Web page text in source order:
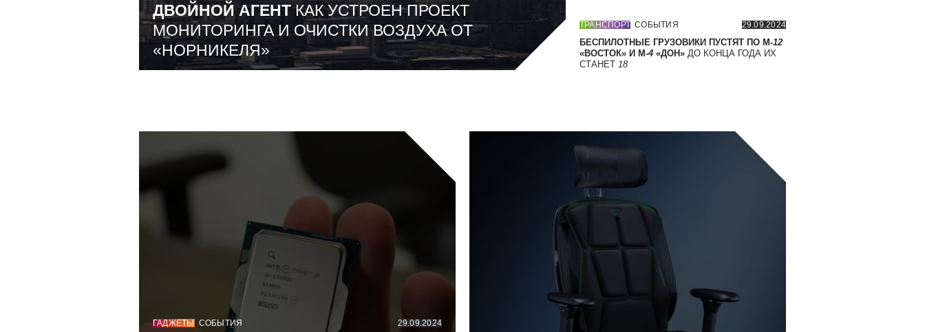
ДВОЙНОЙ АГЕНТКАК УСТРОЕН ПРОЕКТ
МОНИТОРИНГА И ОЧИСТКИ ВОЗДУХА ОТ
«НОРНИКЕЛЯ»
ТРАНСПОРТ СОБЫТИЯ 29.09.2024
БЕСПИЛОТНЫЕ ГРУЗОВИКИ ПУСТЯТ ПО М-12
«ВОСТОК» И М-4 «ДОН» ДО КОНЦА ГОДА ИХ
СТАНЕТ 18
ГАДЖЕТЫ СОБЫТИЯ 29.09.2024